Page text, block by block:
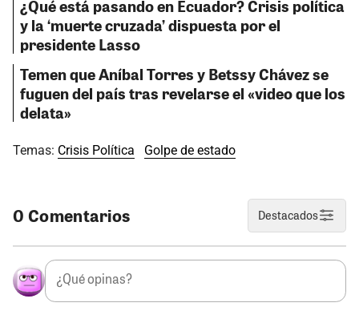
¿Qué está pasando en Ecuador? Crisis política
y la ‘muerte cruzada’ dispuesta por el
presidente Lasso
Temen que Aníbal Torres y Betssy Chávez se
fuguen del país tras revelarse el «video que los
delata»
Temas: Crisis Política Golpe de estado
0 Comentarios Destacados